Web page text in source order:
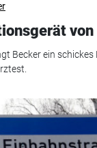
Becker ein schickes